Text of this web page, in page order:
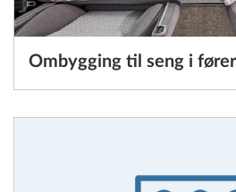
Ombygging til seng i